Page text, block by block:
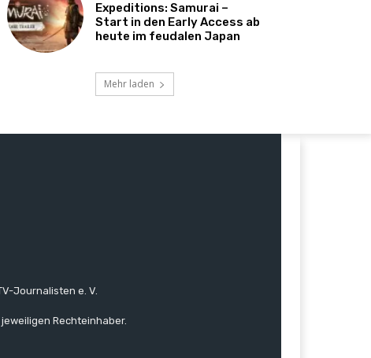
Expeditions: Samurai –
Start in den Early Access ab
heute im feudalen Japan
Mehr laden
Journalisten e. V.
Rechteinhaber.